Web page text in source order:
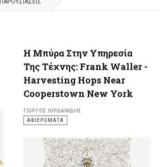
ΠΑΡΟΥΣΙΑΣΕΙΣ
Η Μπύρα Στην Υπηρεσία
Της Τέχνης: Frank Waller -
Harvesting Hops Near
Cooperstown New York
ΓΙΏΡΓΟΣ ΙΟΡΔΑΝΊΔΗΣ
ΑΦΙΕΡΩΜΑΤΑ